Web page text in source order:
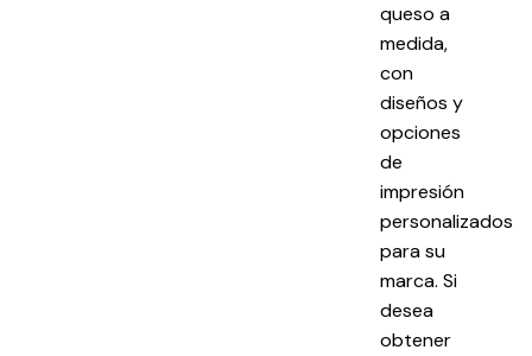
queso a
medida,
con
diseños y
opciones
de
impresión
personalizados
para su
marca. Si
desea
obtener